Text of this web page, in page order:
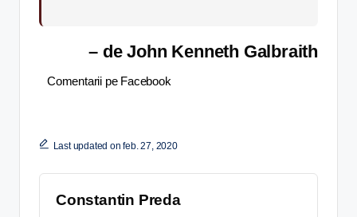
– de John Kenneth Galbraith
Comentarii pe Facebook
Last updated on feb. 27, 2020
Constantin Preda